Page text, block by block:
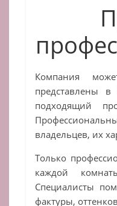
Компания
представлены
подходящий
владельцев, их
Только
каждой
Специалисты
фактуры,